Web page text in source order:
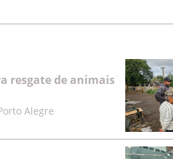
resgate de animais
Alegre